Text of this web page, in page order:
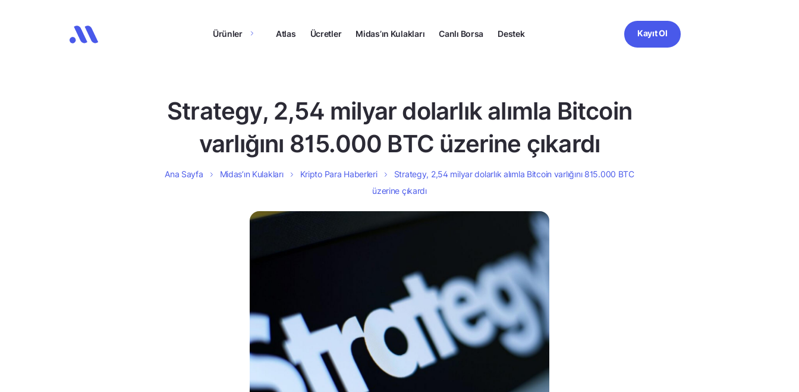
Ürünler Atlas Ücretler Midas’ın Kulakları Canlı Borsa Destek Kayıt Ol
Strategy, 2,54 milyar dolarlık alımla Bitcoin
varlığını 815.000 BTC üzerine çıkardı
Ana Sayfa Midas’ın Kulakları Kripto Para Haberleri
Strategy, 2,54 milyar dolarlık alımla Bitcoin varlığını 815.000 BTC
üzerine çıkardı